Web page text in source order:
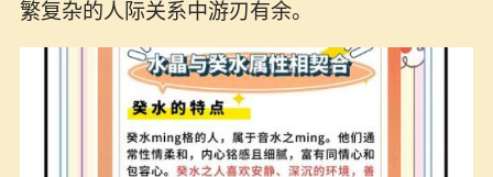
繁复杂的人际关系中游刃有余。